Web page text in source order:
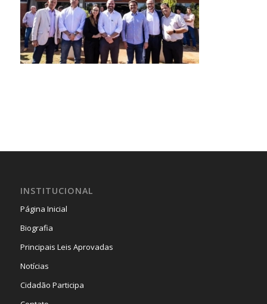
INSTITUCIONAL
Página Inicial
Biografia
Principais Leis Aprovadas
Notícias
Cidadão Participa